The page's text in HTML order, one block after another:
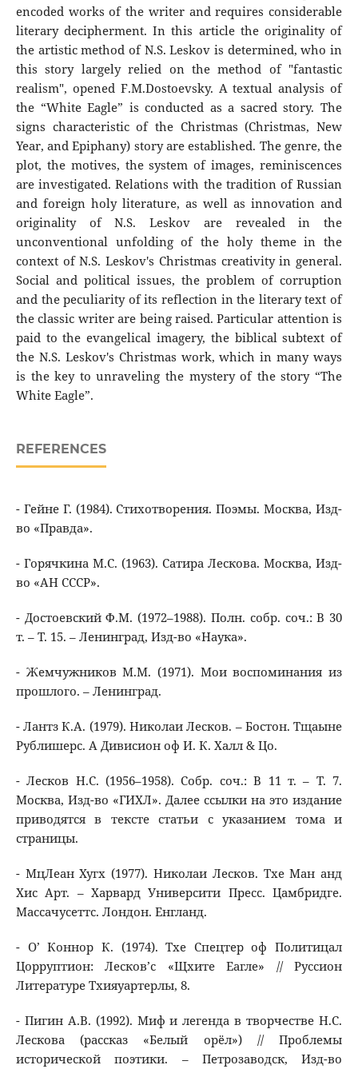
encoded works of the writer and requires considerable
literary decipherment. In this article the originality of
the artistic method of N.S. Leskov is determined, who in
this story largely relied on the method of "fantastic
realism", opened F.M.Dostoevsky. A textual analysis of
the “White Eagle” is conducted as a sacred story. The
signs characteristic of the Christmas (Christmas, New
Year, and Epiphany) story are established. The genre, the
plot, the motives, the system of images, reminiscences
are investigated. Relations with the tradition of Russian
and foreign holy literature, as well as innovation and
originality of N.S. Leskov are revealed in the
unconventional unfolding of the holy theme in the
context of N.S. Leskov's Christmas creativity in general.
Social and political issues, the problem of corruption
and the peculiarity of its reflection in the literary text of
the classic writer are being raised. Particular attention is
paid to the evangelical imagery, the biblical subtext of
the N.S. Leskov's Christmas work, which in many ways
is the key to unraveling the mystery of the story “The
White Eagle”.
REFERENCES
- Гейне Г. (1984). Стихотворения. Поэмы. Москва, Изд-
во «Правда».
- Горячкина М.С. (1963). Сатира Лескова. Москва, Изд-
во «АН СССР».
- Достоевский Ф.М. (1972–1988). Полн. собр. соч.: В 30
т. – Т. 15. – Ленинград, Изд-во «Наука».
- Жемчужников М.М. (1971). Мои воспоминания из
прошлого. – Ленинград.
- Лантз К.А. (1979). Николаи Лесков. – Бостон. Тщаыне
Рублишерс. А Дивисион оф И. К. Халл & Цо.
- Лесков Н.С. (1956–1958). Собр. соч.: В 11 т. – Т. 7.
Москва, Изд-во «ГИХЛ». Далее ссылки на это издание
приводятся в тексте статьи с указанием тома и
страницы.
- МцЛеан Хугх (1977). Николаи Лесков. Тхе Ман анд
Хис Арт. – Харвард Университи Пресс. Цамбридге.
Массачусеттс. Лондон. Енгланд.
- О’ Коннор К. (1974). Тхе Спецтер оф Политицал
Цорруптион: Лесков’с «Щхите Еагле» // Руссион
Литературе Тхияуартерлы, 8.
- Пигин А.В. (1992). Миф и легенда в творчестве Н.С.
Лескова (рассказ «Белый орёл») // Проблемы
исторической поэтики. – Петрозаводск, Изд-во